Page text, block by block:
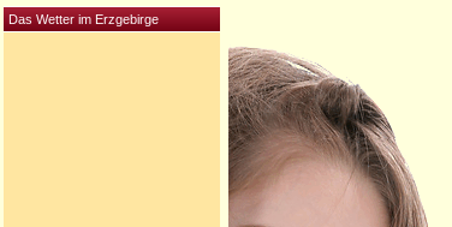
Das Wetter im Erzgebirge